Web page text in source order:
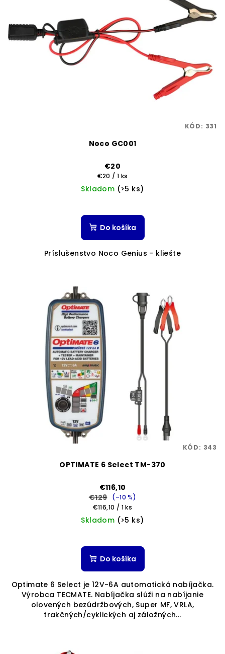
Noco GC001
€20
Jednotková
cena:
€20 / 1 ks
Skladom (>5 ks)
Do košíka
Príslušenstvo Noco Genius - kliešte
KÓD: 331
OPTIMATE 6 Select TM-370
€116,10
€129
(–10 %)
Jednotková
cena:
€116,10 / 1 ks
Skladom (>5 ks)
Do košíka
Optimate 6 Select je 12V-6A automatická nabíjačka.
Výrobca TECMATE. Nabíjačka slúži na nabíjanie
olovených bezúdržbových, Super MF, VRLA,
trakčných/cyklických aj záložných...
KÓD: 343